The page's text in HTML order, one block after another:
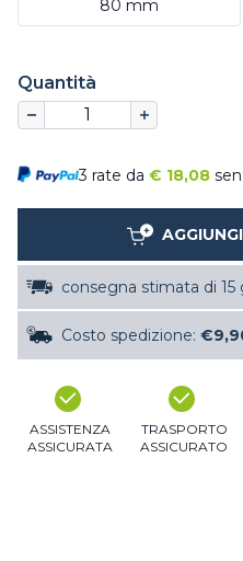
80 mm
Quantità
3 rate da € 18,08
consegna stimata di 15
Costo spedizione:
ASSISTENZA
ASSICURATA
TRASPORTO
ASSICURATO